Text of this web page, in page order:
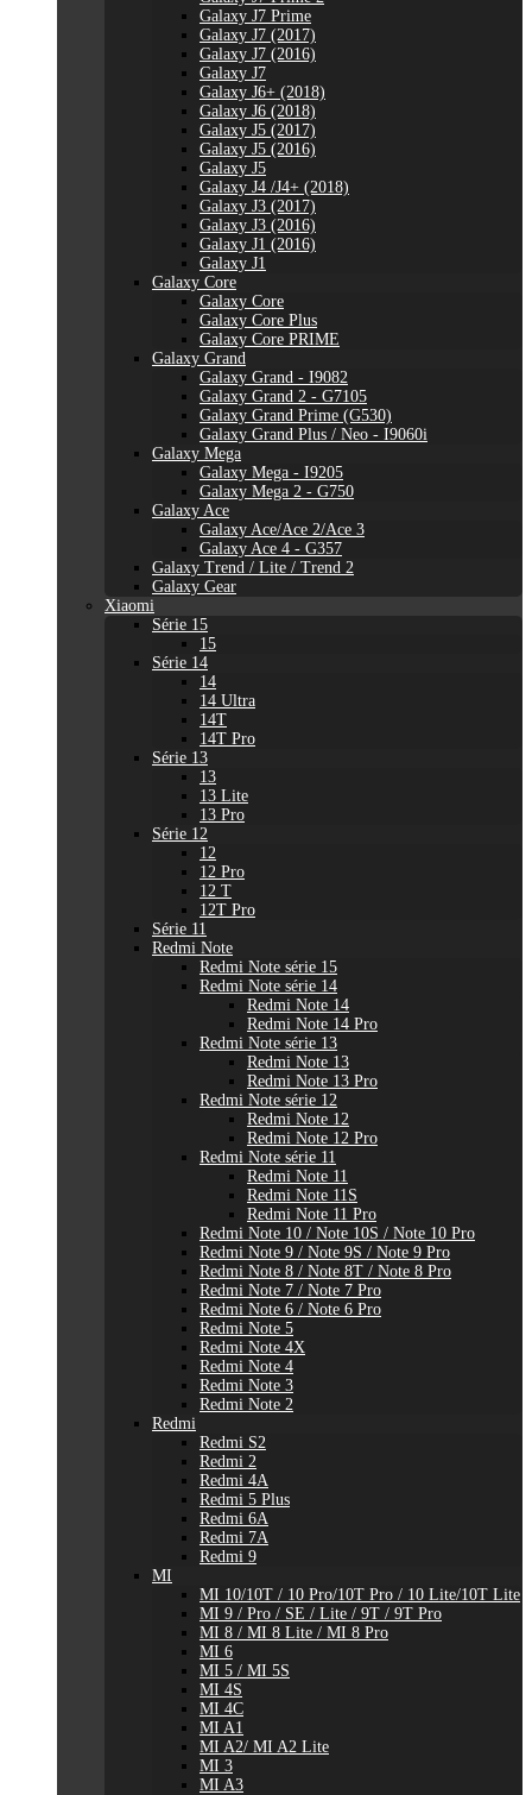
Galaxy J7 Prime
Galaxy J7 (2017)
Galaxy J7 (2016)
Galaxy J7
Galaxy J6+ (2018)
Galaxy J6 (2018)
Galaxy J5 (2017)
Galaxy J5 (2016)
Galaxy J5
Galaxy J4 /J4+ (2018)
Galaxy J3 (2017)
Galaxy J3 (2016)
Galaxy J1 (2016)
Galaxy J1
Galaxy Core
Galaxy Core
Galaxy Core Plus
Galaxy Core PRIME
Galaxy Grand
Galaxy Grand - I9082
Galaxy Grand 2 - G7105
Galaxy Grand Prime (G530)
Galaxy Grand Plus / Neo - I9060i
Galaxy Mega
Galaxy Mega - I9205
Galaxy Mega 2 - G750
Galaxy Ace
Galaxy Ace/Ace 2/Ace 3
Galaxy Ace 4 - G357
Galaxy Trend / Lite / Trend 2
Galaxy Gear
Xiaomi
Série 15
15
Série 14
14
14 Ultra
14T
14T Pro
Série 13
13
13 Lite
13 Pro
Série 12
12
12 Pro
12 T
12T Pro
Série 11
Redmi Note
Redmi Note série 15
Redmi Note série 14
Redmi Note 14
Redmi Note 14 Pro
Redmi Note série 13
Redmi Note 13
Redmi Note 13 Pro
Redmi Note série 12
Redmi Note 12
Redmi Note 12 Pro
Redmi Note série 11
Redmi Note 11
Redmi Note 11S
Redmi Note 11 Pro
Redmi Note 10 / Note 10S / Note 10 Pro
Redmi Note 9 / Note 9S / Note 9 Pro
Redmi Note 8 / Note 8T / Note 8 Pro
Redmi Note 7 / Note 7 Pro
Redmi Note 6 / Note 6 Pro
Redmi Note 5
Redmi Note 4X
Redmi Note 4
Redmi Note 3
Redmi Note 2
Redmi
Redmi S2
Redmi 2
Redmi 4A
Redmi 5 Plus
Redmi 6A
Redmi 7A
Redmi 9
MI
MI 10/10T / 10 Pro/10T Pro / 10 Lite/10T Lite
MI 9 / Pro / SE / Lite / 9T / 9T Pro
MI 8 / MI 8 Lite / MI 8 Pro
MI 6
MI 5 / MI 5S
MI 4S
MI 4C
MI A1
MI A2/ MI A2 Lite
MI 3
MI A3